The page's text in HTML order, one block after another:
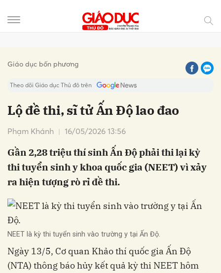
Giáo dục bốn phương
Theo dõi Giáo dục Thủ đô trên
Lộ đề thi, sĩ tử Ấn Độ lao đao
Phạm Khánh 16/05/2026 13:56
Gần 2,28 triệu thí sinh Ấn Độ phải thi lại kỳ
thi tuyển sinh y khoa quốc gia (NEET) vì xảy
ra hiện tượng rò rỉ đề thi.
NEET là kỳ thi tuyển sinh vào trường y tại Ấn Độ.
Ngày 13/5, Cơ quan Khảo thí quốc gia Ấn Độ
(NTA) thông báo hủy kết quả kỳ thi NEET hôm
Hủy